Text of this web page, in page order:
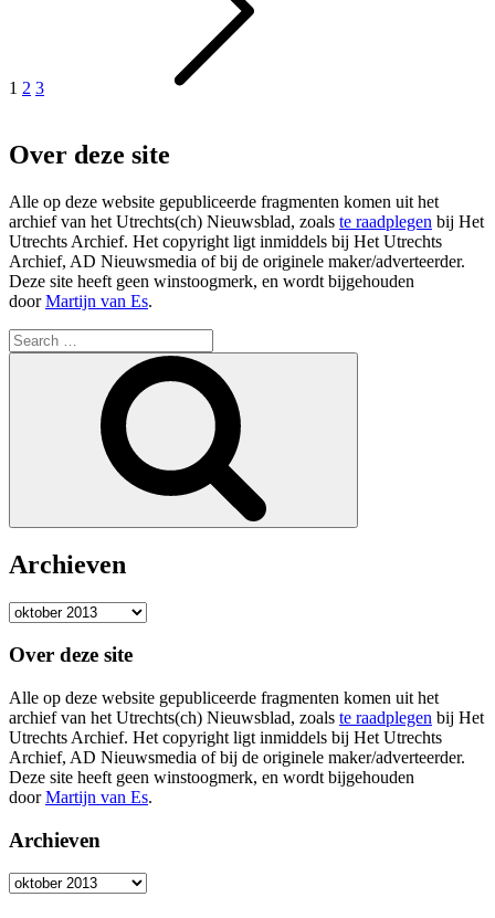
1 2 3
Over deze site
Alle op deze website gepubliceerde fragmenten komen uit het
archief van het Utrechts(ch) Nieuwsblad, zoals te raadplegen bij Het
Utrechts Archief. Het copyright ligt inmiddels bij Het Utrechts
Archief, AD Nieuwsmedia of bij de originele maker/adverteerder.
Deze site heeft geen winstoogmerk, en wordt bijgehouden
doorMartijn van Es.
Search
for:
Archieven
Archieven
Over deze site
Alle op deze website gepubliceerde fragmenten komen uit het
archief van het Utrechts(ch) Nieuwsblad, zoals te raadplegen bij Het
Utrechts Archief. Het copyright ligt inmiddels bij Het Utrechts
Archief, AD Nieuwsmedia of bij de originele maker/adverteerder.
Deze site heeft geen winstoogmerk, en wordt bijgehouden
doorMartijn van Es.
Archieven
Archieven